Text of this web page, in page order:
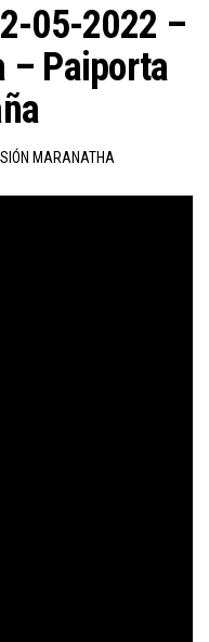
05-2022 –
– Paiporta
MARANATHA